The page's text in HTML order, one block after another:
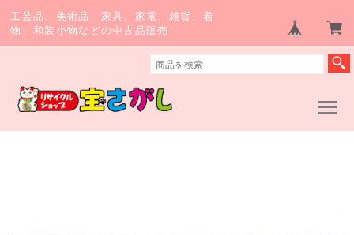
工芸品、美術品、家具、家電、雑貨、着
物、和装小物などの中古品販売